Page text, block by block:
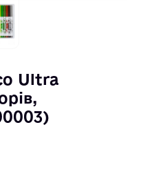
Ultra